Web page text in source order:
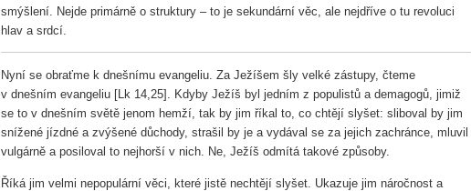
smýšlení. Nejde primárně o struktury – to je sekundární věc, ale nejdříve o tu revoluci
hlav a srdcí.
Nyní se obraťme k dnešnímu evangeliu. Za Ježíšem šly velké zástupy, čteme
v dnešním evangeliu [Lk 14,25]. Kdyby Ježíš byl jedním z populistů a demagogů, jimiž
se to v dnešním světě jenom hemží, tak by jim říkal to, co chtějí slyšet: sliboval by jim
snížené jízdné a zvýšené důchody, strašil by je a vydával se za jejich zachránce, mluvil
vulgárně a posiloval to nejhorší v nich. Ne, Ježíš odmítá takové způsoby.
Říká jim velmi nepopulární věci, které jistě nechtějí slyšet. Ukazuje jim náročnost a